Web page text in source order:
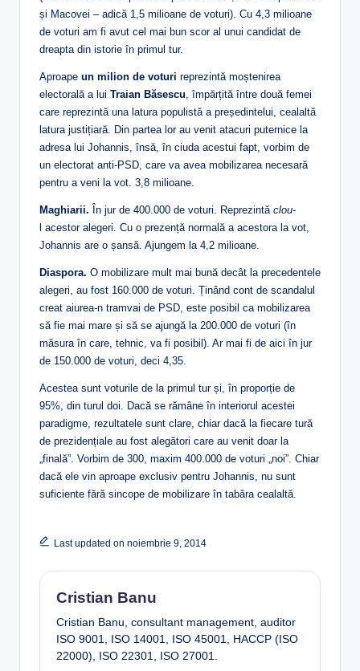
și Macovei – adică 1,5 milioane de voturi). Cu 4,3 milioane
de voturi am fi avut cel mai bun scor al unui candidat de
dreapta din istorie în primul tur.
Aproape un milion de voturi reprezintă moștenirea
electorală a lui Traian Băsescu, împărțită între două femei
care reprezintă una latura populistă a președintelui, cealaltă
latura justițiară. Din partea lor au venit atacuri puternice la
adresa lui Johannis, însă, în ciuda acestui fapt, vorbim de
un electorat anti-PSD, care va avea mobilizarea necesară
pentru a veni la vot. 3,8 milioane.
Maghiarii. În jur de 400.000 de voturi. Reprezintă clou-
l acestor alegeri. Cu o prezență normală a acestora la vot,
Johannis are o șansă. Ajungem la 4,2 milioane.
Diaspora. O mobilizare mult mai bună decât la precedentele
alegeri, au fost 160.000 de voturi. Ținând cont de scandalul
creat aiurea-n tramvai de PSD, este posibil ca mobilizarea
să fie mai mare și să se ajungă la 200.000 de voturi (în
măsura în care, tehnic, va fi posibil). Ar mai fi de aici în jur
de 150.000 de voturi, deci 4,35.
Acestea sunt voturile de la primul tur și, în proporție de
95%, din turul doi. Dacă se rămâne în interiorul acestei
paradigme, rezultatele sunt clare, chiar dacă la fiecare tură
de prezidențiale au fost alegători care au venit doar la
„finală”. Vorbim de 300, maxim 400.000 de voturi „noi”. Chiar
dacă ele vin aproape exclusiv pentru Johannis, nu sunt
suficiente fără sincope de mobilizare în tabăra cealaltă.
Last updated on noiembrie 9, 2014
Cristian Banu
Cristian Banu, consultant management, auditor
ISO 9001, ISO 14001, ISO 45001, HACCP (ISO
22000), ISO 22301, ISO 27001.